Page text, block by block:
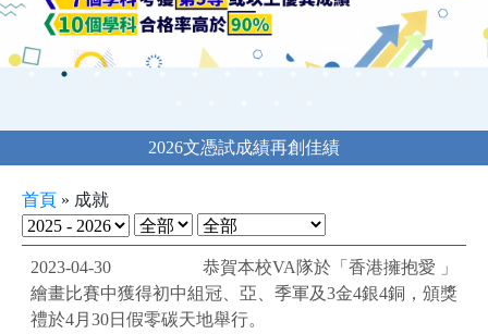
2026文憑試成績再創佳績
首頁 » 成就
2023-04-30
恭賀本校VA隊於「香港擁抱愛 」
繪畫比賽中獲得初中組冠、亞、季軍及3金4銀4銅，頒獎
禮於4月30日假零碳天地舉行。